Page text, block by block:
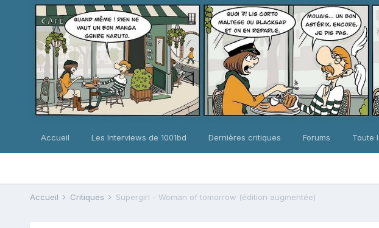
Accueil Les Interviews de 1001bd Dernières critiques Forums Toute
Accueil Critiques Supergirl - Woman of tomorrow (édition augmentée)